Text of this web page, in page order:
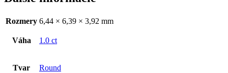
Rozmery 6,44 × 6,39 × 3,92 mm
Váha 1.0 ct
Tvar Round